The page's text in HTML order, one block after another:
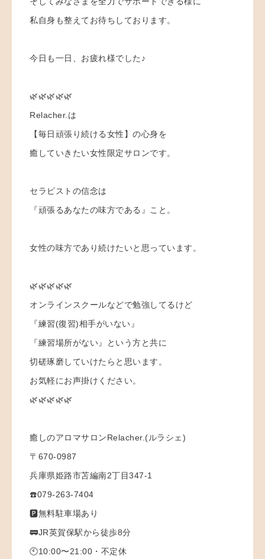
私自身も整えてお待ちしております。
今日も一日、お疲れ様でした♪
🌿🌿🌿🌿🌿
Relacher.は
【毎日頑張り続ける女性】の心身を
癒していきたい女性限定サロンです。
セラピストの信念は
『頑張るあなたの味方である』こと。
女性の味方であり続けたいと思っています。
🌿🌿🌿🌿🌿
オンラインスクールなどで勉強してるけど
『練習(復習)相手がいない』
『練習場所がない』という方と共に
切磋琢磨していけたらと思います。
お気軽にお声掛けください。
🌿🌿🌿🌿🌿
癒しのアロマサロンRelacher.(ルラシェ)
〒670-0987
兵庫県姫路市苫編南2丁目347-1
☎️079-263-7404
🅿️無料駐車場あり
🚃JR英賀保駅から徒歩8分
🕙10:00〜21:00・不定休